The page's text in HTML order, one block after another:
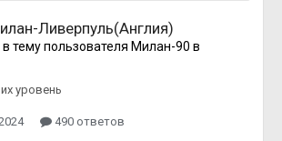
Ливерпуль(Англия)
тему пользователя Милан-90 в
уровень
490 ответов